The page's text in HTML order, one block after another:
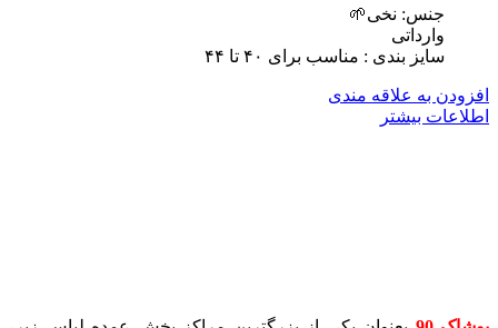
جنس: نخی🌱
وارداتی
سایز بندی : مناسب برای ۴٠ تا ۴۴
افزودن به علاقه مندی
اطلاعات بیشتر